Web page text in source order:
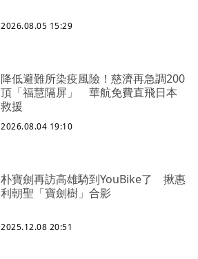
2026.08.05 15:29
降低避難所染疫風險！慈濟再急調200
頂「福慧隔屏」 華航免費直飛日本
救援
2026.08.04 19:10
朴寶劍再訪高雄騎到YouBike了 揪惠
利朝聖「寶劍樹」合影
2025.12.08 20:51